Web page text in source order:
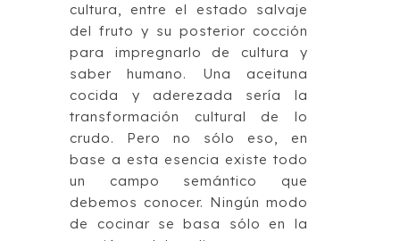
cultura, entre el estado salvaje
del fruto y su posterior cocción
para impregnarlo de cultura y
saber humano. Una aceituna
cocida y aderezada sería la
transformación cultural de lo
crudo. Pero no sólo eso, en
base a esta esencia existe todo
un campo semántico que
debemos conocer. Ningún modo
de cocinar se basa sólo en la